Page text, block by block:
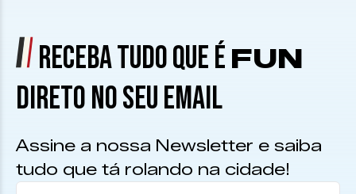
RECEBA TUDO QUE É FUN
DIRETO NO SEU EMAIL
Assine a nossa Newsletter e saiba
tudo que tá rolando na cidade!